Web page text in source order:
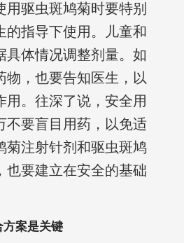
用驱虫斑鸠菊时要特别
的指导下使用。儿童和
具体情况调整剂量。如
物，也要告知医生，以
用。往深了说，安全用
不要盲目用药，以免适
菊注射针剂和驱虫斑鸠
也要建立在安全的基础
案是关键